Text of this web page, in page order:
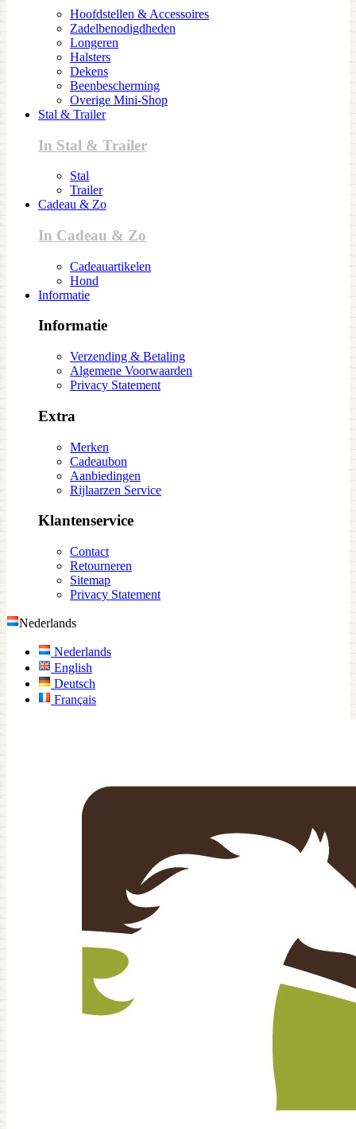
Hoofdstellen & Accessoires
Zadelbenodigdheden
Longeren
Halsters
Dekens
Beenbescherming
Overige Mini-Shop
Stal & Trailer
In Stal & Trailer
Stal
Trailer
Cadeau & Zo
In Cadeau & Zo
Cadeauartikelen
Hond
Informatie
Informatie
Verzending & Betaling
Algemene Voorwaarden
Privacy Statement
Extra
Merken
Cadeaubon
Aanbiedingen
Rijlaarzen Service
Klantenservice
Contact
Retourneren
Sitemap
Privacy Statement
Nederlands
Nederlands
English
Deutsch
Français